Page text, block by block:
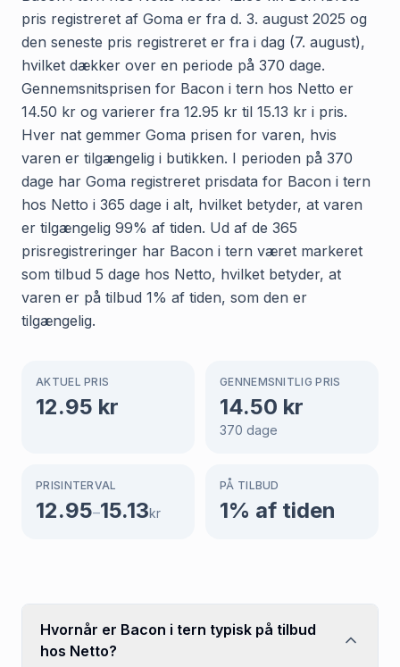
pris registreret af Goma er fra d. 3. august 2025 og
den seneste pris registreret er fra i dag (7. august),
hvilket dækker over en periode på 370 dage.
Gennemsnitsprisen for Bacon i tern hos Netto er
14.50 kr og varierer fra 12.95 kr til 15.13 kr i pris.
Hver nat gemmer Goma prisen for varen, hvis
varen er tilgængelig i butikken. I perioden på 370
dage har Goma registreret prisdata for Bacon i tern
hos Netto i 365 dage i alt, hvilket betyder, at varen
er tilgængelig 99% af tiden. Ud af de 365
prisregistreringer har Bacon i tern været markeret
som tilbud 5 dage hos Netto, hvilket betyder, at
varen er på tilbud 1% af tiden, som den er
tilgængelig.
AKTUEL PRIS
12.95 kr
GENNEMSNITLIG PRIS
14.50 kr
370 dage
PRISINTERVAL
12.95–15.13kr
PÅ TILBUD
1% af tiden
Hvornår er Bacon i tern typisk på tilbud
hos Netto?